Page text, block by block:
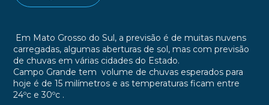
Em Mato Grosso do Sul, a previsão é de muitas nuvens
carregadas, algumas aberturas de sol, mas com previsão
de chuvas em várias cidades do Estado.
Campo Grande tem volume de chuvas esperados para
hoje é de 15 milímetros e as temperaturas ficam entre
24ºc e 30ºc.